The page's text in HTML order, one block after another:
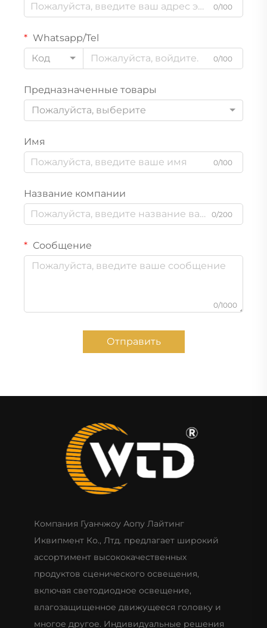
0/100
Whatsapp/Tel
Код
0/100
Предназначенные товары
Пожалуйста, выберите
Имя
0/100
Название компании
0/200
Сообщение
0/1000
Отправить
Компания Гуанчжоу Аопу Лайтинг
Иквипмент Ко., Лтд. предлагает широкий
ассортимент высококачественных
продуктов сценического освещения,
включая светодиодное освещение,
влагозащищенное движущееся головку и
многое другое. Индивидуальные решения